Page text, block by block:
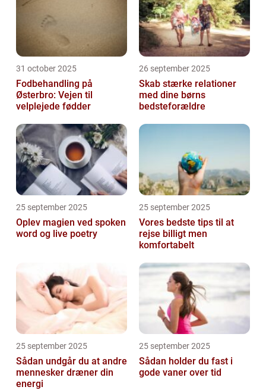
31 october 2025
Fodbehandling på
Østerbro: Vejen til
velplejede fødder
26 september 2025
Skab stærke relationer
med dine børns
bedsteforældre
25 september 2025
Oplev magien ved spoken
word og live poetry
25 september 2025
Vores bedste tips til at
rejse billigt men
komfortabelt
25 september 2025
Sådan undgår du at andre
mennesker dræner din
energi
25 september 2025
Sådan holder du fast i
gode vaner over tid